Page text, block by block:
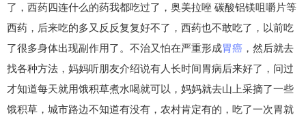
了，西药四连什么的药我都吃过了，奥美拉唑 碳酸铝镁咀嚼片等
西药，后来吃的多又反反复复好不了，西药也不敢吃了，以前吃
了很多身体出现副作用了。不治又怕在严重形成胃癌 ，然后就去
找各种方法，妈妈听朋友介绍说有人长时间胃病后来好了，问过
才知道每天就用饿积草煮水喝就可以，妈妈就去山上采摘了一些
饿积草，城市路边不知道有没有，农村肯定有的，吃了一次胃就